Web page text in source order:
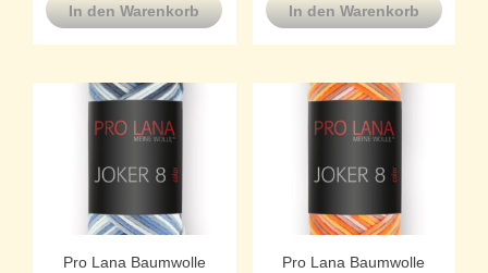
In den Warenkorb In den Warenkorb
Pro Lana Baumwolle
Pro Lana Baumwolle